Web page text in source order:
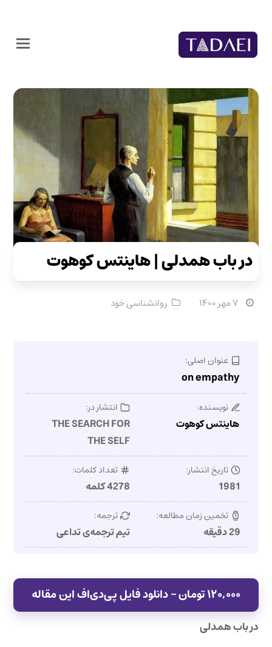
در باب همدلی | هاینتس کوهوت
۷ مهر ۱۴۰۰ روانشناسی خود
عنوان اصلی:
on empathy
نویسنده:
هاینتس کوهوت
انتشار در:
THE SEARCH FOR
THE SELF
تاریخ انتشار:
1981
تعداد کلمات:
4278 کلمه
تخمین زمان مطالعه:
29 دقیقه
ترجمه:
تیم ترجمه‌ی تداعی
۱۲۰,۰۰۰ تومان – دانلود فایل پی‌دی‌اف این مقاله
در باب همدلی